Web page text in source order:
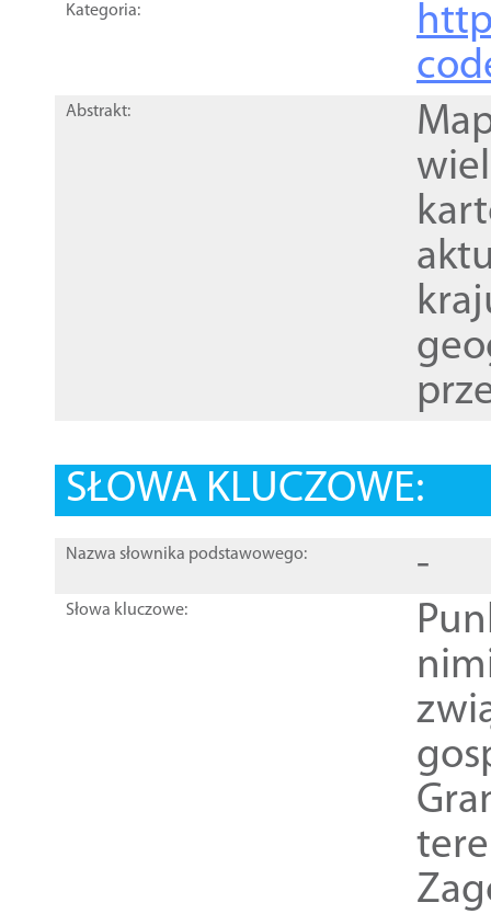
Kategoria:
Abstrakt:
SŁOWA KLUCZOWE:
Nazwa słownika podstawowego: -
Słowa kluczowe: